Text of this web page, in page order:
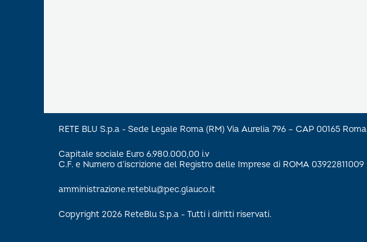
RETE BLU S.p.a - Sede Legale Roma (RM) Via Aurelia 796 – CAP 00165 Roma
Capitale sociale Euro 6.980.000,00 i.v
C.F. e Numero d’iscrizione del Registro delle Imprese di ROMA 03922811009
amministrazione.reteblu@pec.glauco.it
Copyright 2026 ReteBlu S.p.a - Tutti i diritti riservati.